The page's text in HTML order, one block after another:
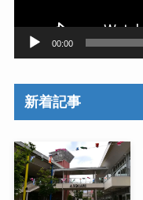
00:00
新着記事